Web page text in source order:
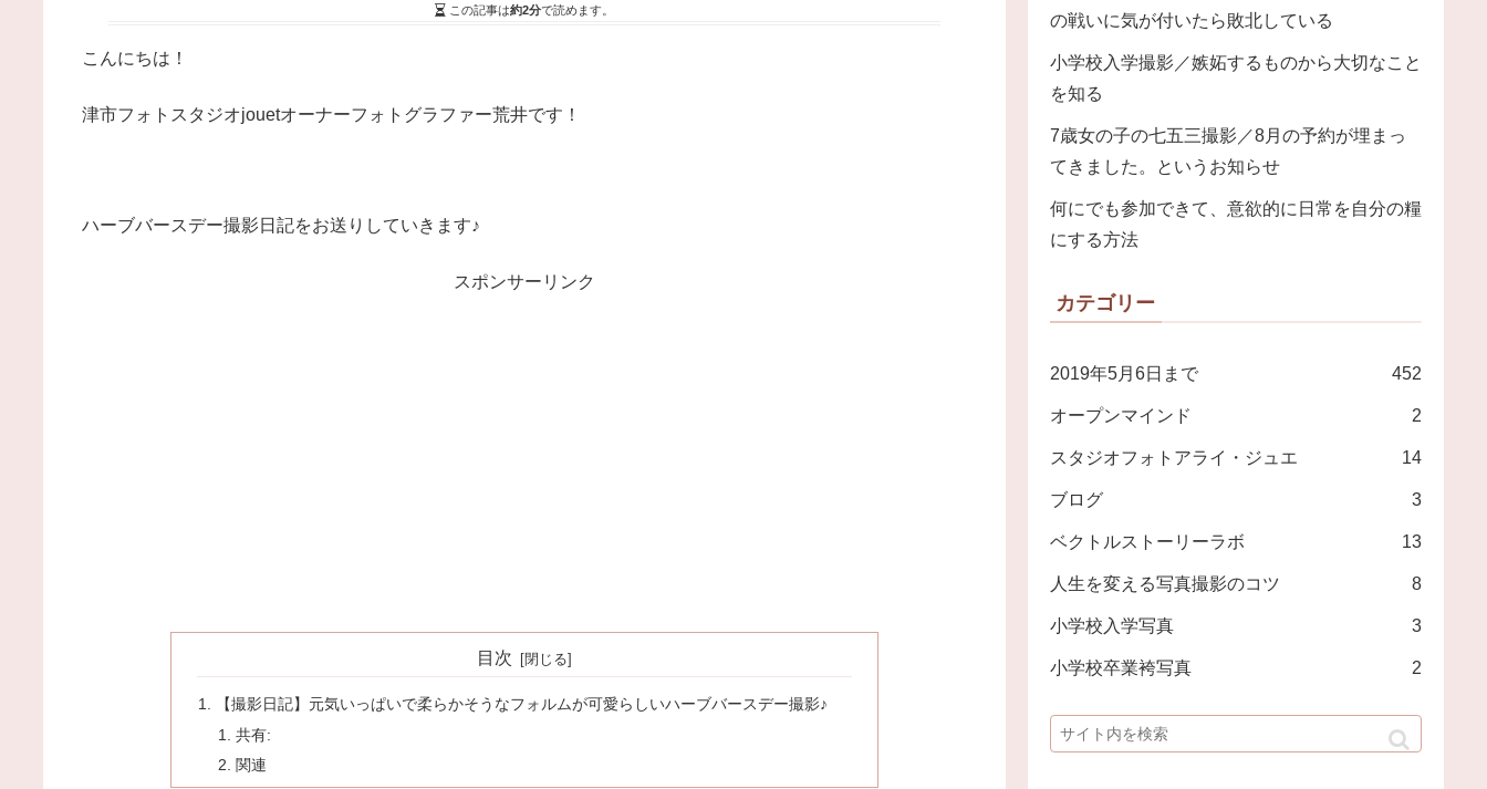
この記事は約2分で読めます。
こんにちは！
津市フォトスタジオjouetオーナーフォトグラファー荒井です！
ハーブバースデー撮影日記をお送りしていきます♪
スポンサーリンク
目次
【撮影日記】元気いっぱいで柔らかそうなフォルムが可愛らしいハーブバースデー撮影♪
共有:
関連
の戦いに気が付いたら敗北している
小学校入学撮影／嫉妬するものから大切なこと
を知る
7歳女の子の七五三撮影／8月の予約が埋まっ
てきました。というお知らせ
何にでも参加できて、意欲的に日常を自分の糧
にする方法
カテゴリー
2019年5月6日まで 452
オープンマインド 2
スタジオフォトアライ・ジュエ 14
ブログ 3
ベクトルストーリーラボ 13
人生を変える写真撮影のコツ 8
小学校入学写真 3
小学校卒業袴写真 2